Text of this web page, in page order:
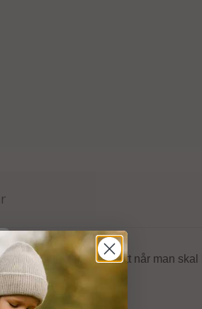
i, og blir lett en favoritt når man skal